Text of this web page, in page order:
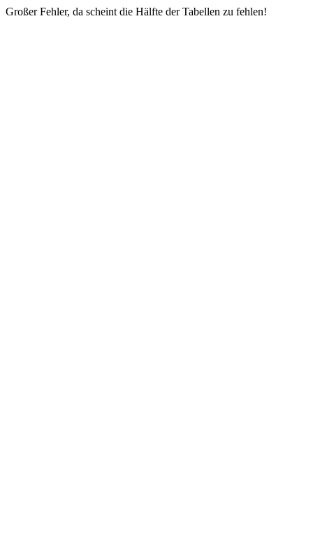
Großer Fehler, da scheint die Hälfte der Tabellen zu fehlen!